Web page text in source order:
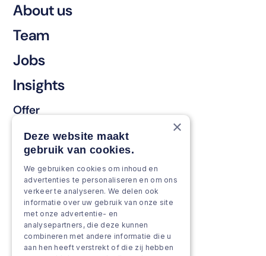
About us
Team
Jobs
Insights
Offer
Keep & renew
Strengthen & broaden
Grow & Innovate
Approach
Projects
Team as a service
×
Deze website maakt
gebruik van cookies.
We gebruiken cookies om inhoud en
advertenties te personaliseren en om ons
verkeer te analyseren. We delen ook
informatie over uw gebruik van onze site
met onze advertentie- en
analysepartners, die deze kunnen
combineren met andere informatie die u
aan hen heeft verstrekt of die zij hebben